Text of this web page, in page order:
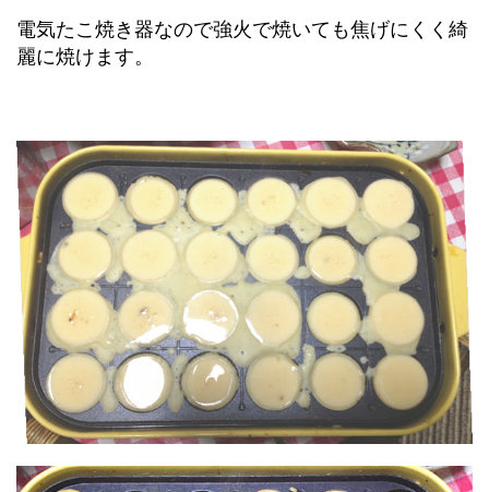
電気たこ焼き器なので強火で焼いても焦げにくく綺
麗に焼けます。